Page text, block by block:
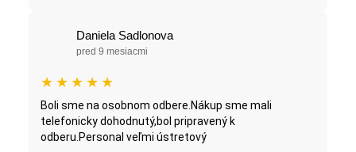
Daniela Sadlonova
pred 9 mesiacmi
★ ★ ★ ★ ★
Boli sme na osobnom odbere.Nákup sme mali
telefonicky dohodnutý,bol pripravený k
odberu.Personal veľmi ústretový